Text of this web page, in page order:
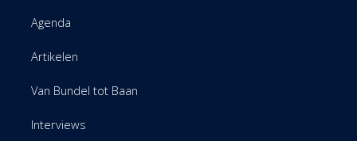
Agenda
Artikelen
Van Bundel tot Baan
Interviews